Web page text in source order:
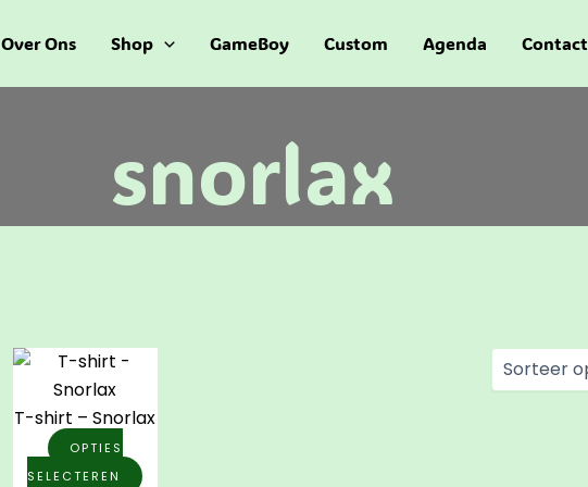
Over Ons Shop GameBoy Custom Agenda Contact
snorlax
T-shirt – Snorlax
OPTIES
SELECTEREN
Dit
product
heeft
meerdere
variaties.